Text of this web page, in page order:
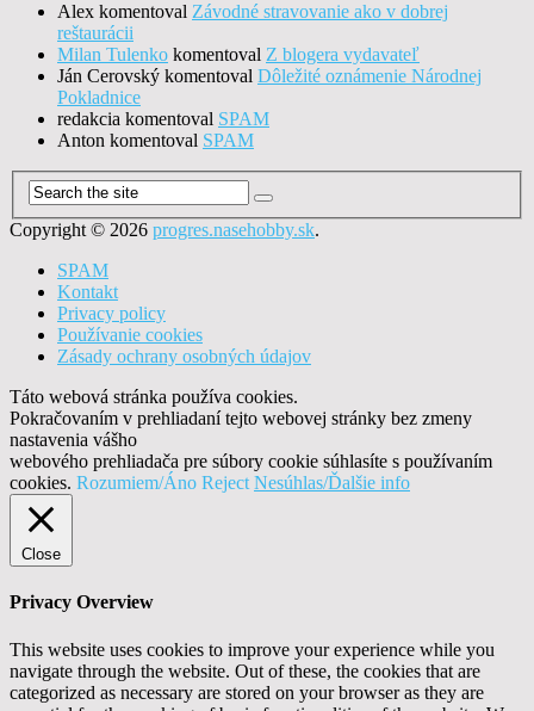
Alex komentoval Závodné stravovanie ako v dobrej
reštaurácii
Milan Tulenko komentoval Z blogera vydavateľ
Ján Cerovský komentoval Dôležité oznámenie Národnej
Pokladnice
redakcia komentoval SPAM
Anton komentoval SPAM
Copyright © 2026 progres.nasehobby.sk.
SPAM
Kontakt
Privacy policy
Používanie cookies
Zásady ochrany osobných údajov
Táto webová stránka používa cookies.
Pokračovaním v prehliadaní tejto webovej stránky bez zmeny
nastavenia vášho
webového prehliadača pre súbory cookie súhlasíte s používaním
cookies. Rozumiem/Áno Reject Nesúhlas/Ďalšie info
Close
Privacy Overview
This website uses cookies to improve your experience while you
navigate through the website. Out of these, the cookies that are
categorized as necessary are stored on your browser as they are